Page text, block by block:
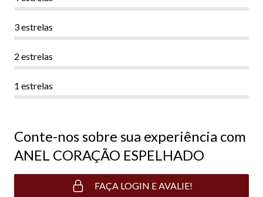
3 estrelas
2 estrelas
1 estrelas
Conte-nos sobre sua experiência com
ANEL CORAÇÃO ESPELHADO
FAÇA LOGIN E AVALIE!